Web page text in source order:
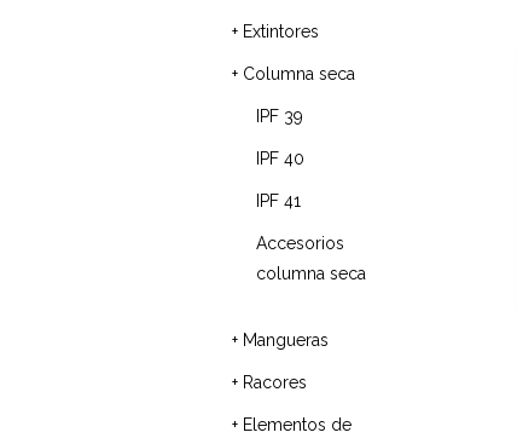
+ Extintores
+ Columna seca
IPF 39
IPF 40
IPF 41
Accesorios
columna seca
+ Mangueras
+ Racores
+ Elementos de